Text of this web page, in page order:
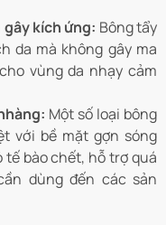
kích ứng: Bông tẩy
da mà không gây ma
vùng da nhạy cảm
Một số loại bông
với bề mặt gợn sóng
tế bào chết, hỗ trợ quá
dùng đến các sản